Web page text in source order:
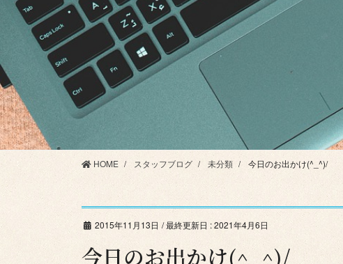
HOME スタッフブログ 未分類 今日のお出かけ(^_^)/
2015年11月13日 / 最終更新日 :2021年4月6日
今日のお出かけ(^_^)/